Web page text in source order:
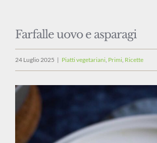
Farfalle uovo e asparagi
24 Luglio 2025 | Piatti vegetariani, Primi, Ricette
Ingrandisci
immagine